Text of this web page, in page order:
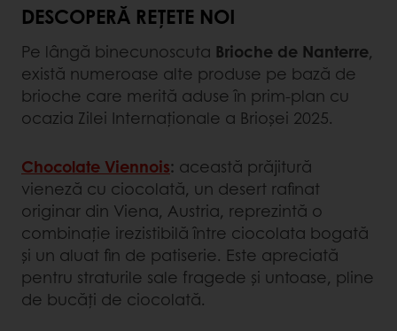
DESCOPERĂ REȚETE NOI
Pe lângă binecunoscuta Brioche de Nanterre,
există numeroase alte produse pe bază de
brioche care merită aduse în prim-plan cu
ocazia Zilei Internaționale a Brioșei 2025.
Chocolate Viennois: această prăjitură
vieneză cu ciocolată, un desert rafinat
originar din Viena, Austria, reprezintă o
combinație irezistibilă între ciocolata bogată
și un aluat fin de patiserie. Este apreciată
pentru straturile sale fragede și untoase, pline
de bucăți de ciocolată.